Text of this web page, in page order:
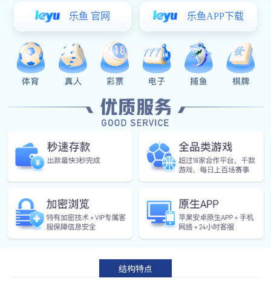
BWQ系列潜水排污泵是在WQ的基础上吸收国内外同
类产品的先进技术和优点，采用优秀的水力模型、特殊结
外先进的新型排污泵。
◆具有无堵塞、防缠绕、效率高；
◆机泵一体化设计，震动小，噪音低；
◆专门为污水而设计的电机，防护等级为IP68；
的。
结构特点